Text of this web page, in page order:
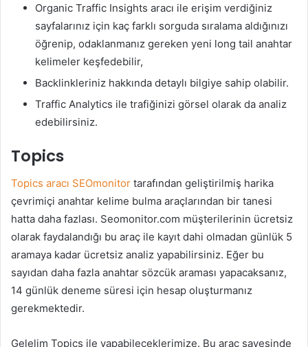
Organic Traffic Insights aracı ile erişim verdiğiniz
sayfalarınız için kaç farklı sorguda sıralama aldığınızı
öğrenip, odaklanmanız gereken yeni long tail anahtar
kelimeler keşfedebilir,
Backlinkleriniz hakkında detaylı bilgiye sahip olabilir.
Traffic Analytics ile trafiğinizi görsel olarak da analiz
edebilirsiniz.
Topics
Topics aracı SEOmonitor tarafından geliştirilmiş harika
çevrimiçi anahtar kelime bulma araçlarından bir tanesi
hatta daha fazlası. Seomonitor.com müşterilerinin ücretsiz
olarak faydalandığı bu araç ile kayıt dahi olmadan günlük 5
aramaya kadar ücretsiz analiz yapabilirsiniz. Eğer bu
sayıdan daha fazla anahtar sözcük araması yapacaksanız,
14 günlük deneme süresi için hesap oluşturmanız
gerekmektedir.
Gelelim Topics ile yapabileceklerimize. Bu araç sayesinde